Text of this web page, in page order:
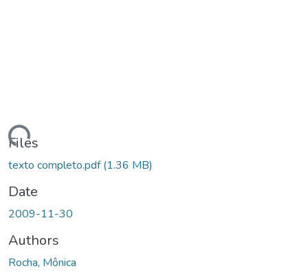
Files
texto completo.pdf(1.36 MB)
Date
2009-11-30
Authors
Rocha, Mônica